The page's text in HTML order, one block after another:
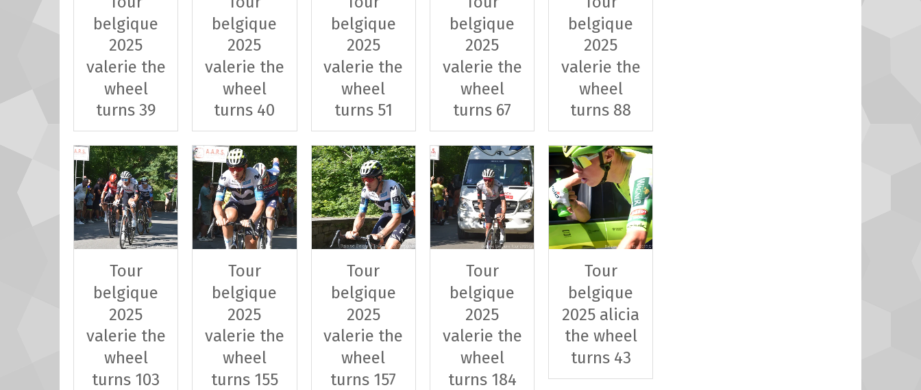
belgique
2025
valerie the
wheel
turns 39
belgique
2025
valerie the
wheel
turns 40
belgique
2025
valerie the
wheel
turns 51
belgique
2025
valerie the
wheel
turns 67
belgique
2025
valerie the
wheel
turns 88
Tour
belgique
2025
valerie the
wheel
turns 103
Tour
belgique
2025
valerie the
wheel
turns 155
Tour
belgique
2025
valerie the
wheel
turns 157
Tour
belgique
2025
valerie the
wheel
turns 184
Tour
belgique
2025 alicia
the wheel
turns 43